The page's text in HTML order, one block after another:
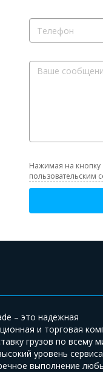
Нажимая на кнопку
пользовательским
– это надежная
и торговая
грузов по всему
уровень сервиса
выполнение